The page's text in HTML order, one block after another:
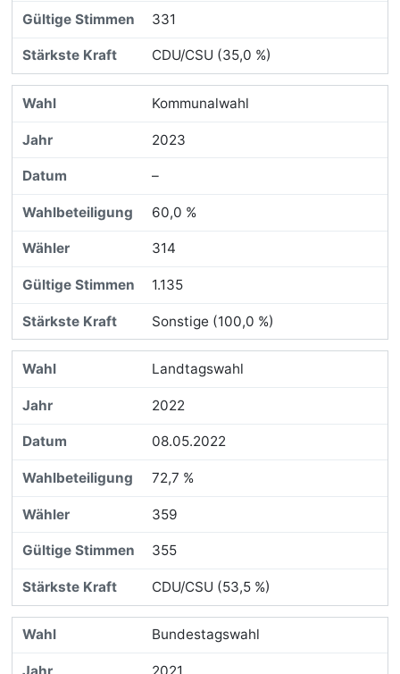
331
CDU/CSU (35,0 %)
Kommunalwahl
2023
–
60,0 %
314
1.135
Sonstige (100,0 %)
Landtagswahl
2022
08.05.2022
72,7 %
359
355
CDU/CSU (53,5 %)
Bundestagswahl